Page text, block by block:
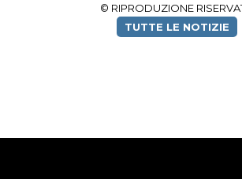
© RIPRODUZIONE
TUTTE LE NOTIZIE